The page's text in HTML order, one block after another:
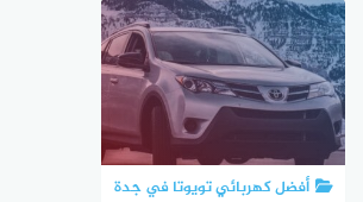
أفضل كهربائي تويوتا في جدة